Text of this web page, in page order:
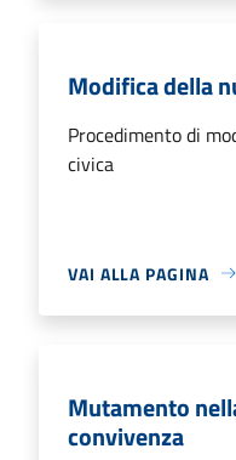
Modifica della
Procedimento di
civica
VAI ALLA PAGINA
Mutamento
convivenza